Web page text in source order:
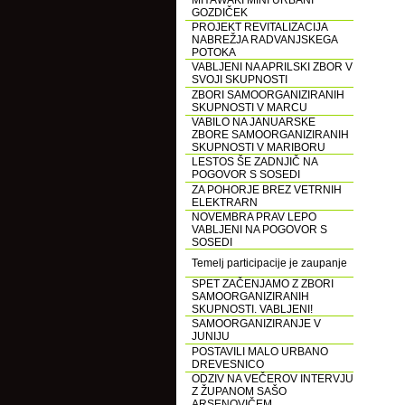
GOZDIČEK
PROJEKT REVITALIZACIJA
NABREŽJA RADVANJSKEGA
POTOKA
VABLJENI NA APRILSKI ZBOR V
SVOJI SKUPNOSTI
ZBORI SAMOORGANIZIRANIH
SKUPNOSTI V MARCU
VABILO NA JANUARSKE
ZBORE SAMOORGANIZIRANIH
SKUPNOSTI V MARIBORU
LESTOS ŠE ZADNJIČ NA
POGOVOR S SOSEDI
ZA POHORJE BREZ VETRNIH
ELEKTRARN
NOVEMBRA PRAV LEPO
VABLJENI NA POGOVOR S
SOSEDI
Temelj participacije je zaupanje
SPET ZAČENJAMO Z ZBORI
SAMOORGANIZIRANIH
SKUPNOSTI. VABLJENI!
SAMOORGANIZIRANJE V
JUNIJU
POSTAVILI MALO URBANO
DREVESNICO
ODZIV NA VEČEROV INTERVJU
Z ŽUPANOM SAŠO